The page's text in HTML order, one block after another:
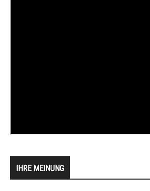
IHRE MEINUNG